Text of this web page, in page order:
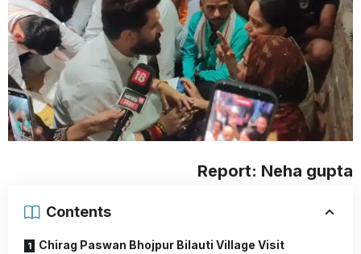
Report: Neha gupta
Contents
Chirag Paswan Bhojpur Bilauti Village Visit